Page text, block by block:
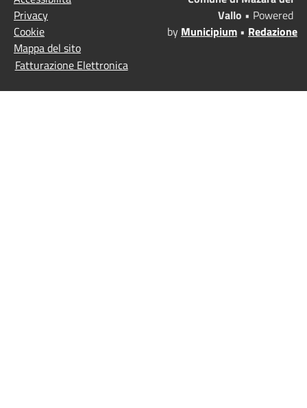
Privacy
Cookie
Mappa del sito
Fatturazione Elettronica
Vallo • Powered
by Municipium • Redazione